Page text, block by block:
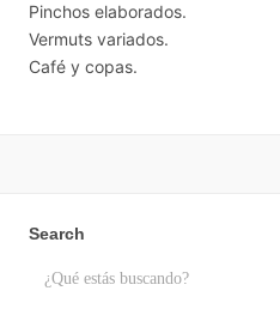
Pinchos elaborados.
Vermuts variados.
Café y copas.
Search